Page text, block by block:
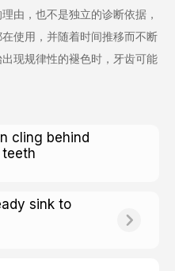
由，也不是独立的诊断依据，
使用，并随着时间推移而不断
现规律性的褪色时，牙齿可能
cling behind
sink to